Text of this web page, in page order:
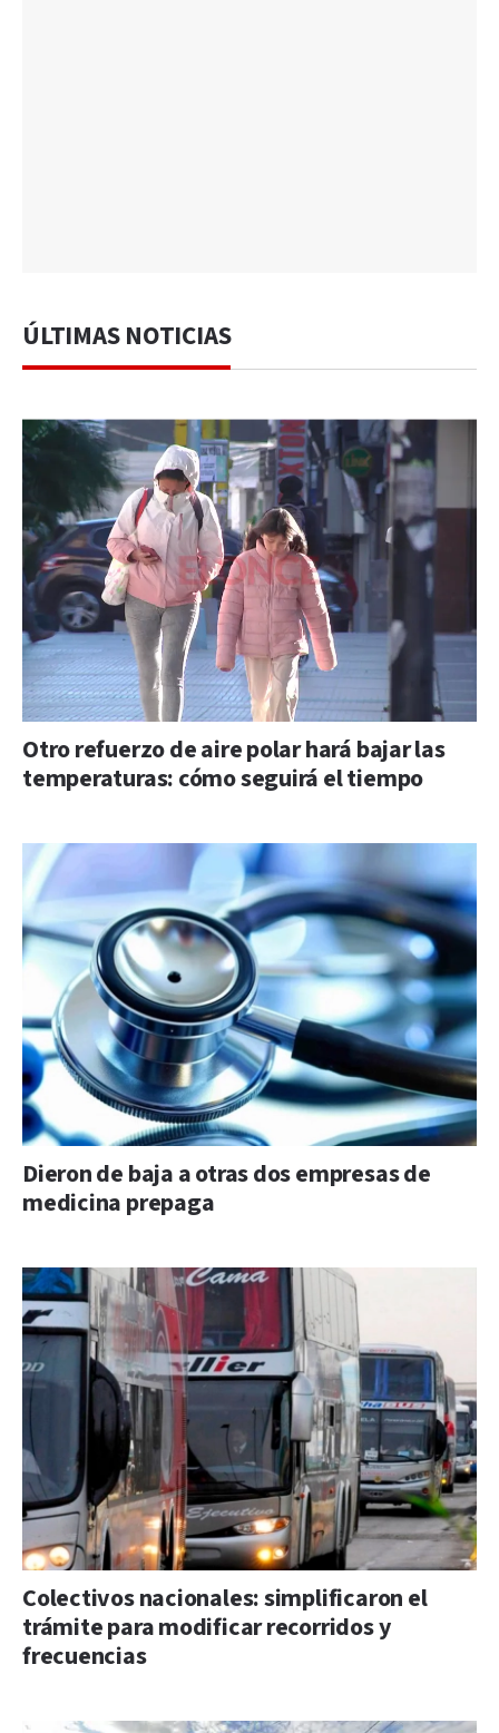
ÚLTIMAS NOTICIAS
Otro refuerzo de aire polar hará bajar las
temperaturas: cómo seguirá el tiempo
Dieron de baja a otras dos empresas de
medicina prepaga
Colectivos nacionales: simplificaron el
trámite para modificar recorridos y
frecuencias